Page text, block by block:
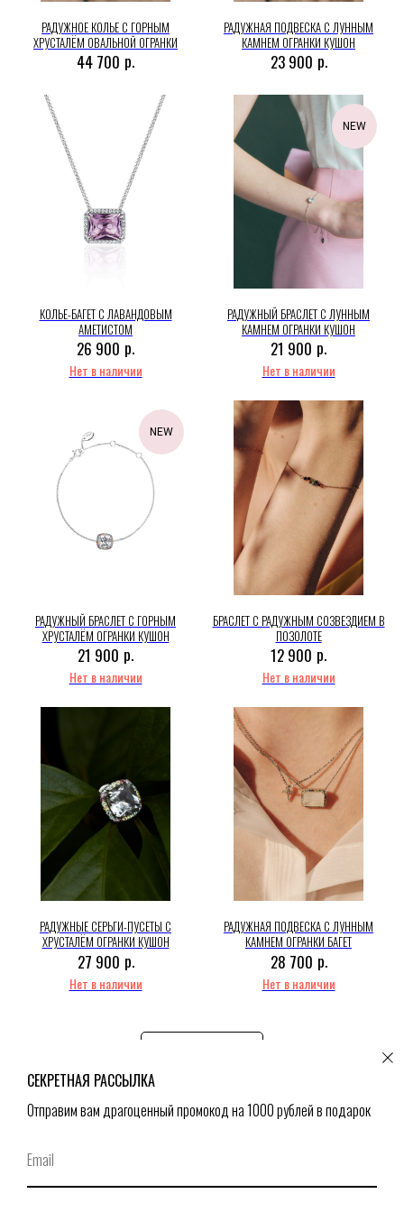
СЕКРЕТНАЯ РАССЫЛКА
Отправим вам драгоценный промокод на 1000 рублей в подарок
РАДУЖНОЕ КОЛЬЕ С ГОРНЫМ
ХРУСТАЛЁМ ОВАЛЬНОЙ ОГРАНКИ
44 700 р.
РАДУЖНАЯ ПОДВЕСКА С ЛУННЫМ
КАМНЕМ ОГРАНКИ КУШОН
23 900 р.
КОЛЬЕ-БАГЕТ С ЛАВАНДОВЫМ
АМЕТИСТОМ
26 900 р.
Нет в наличии
NEW
РАДУЖНЫЙ БРАСЛЕТ С ЛУННЫМ
КАМНЕМ ОГРАНКИ КУШОН
21 900 р.
Нет в наличии
NEW
РАДУЖНЫЙ БРАСЛЕТ С ГОРНЫМ
ХРУСТАЛЁМ ОГРАНКИ КУШОН
21 900 р.
Нет в наличии
БРАСЛЕТ С РАДУЖНЫМ СОЗВЕЗДИЕМ В
ПОЗОЛОТЕ
12 900 р.
Нет в наличии
РАДУЖНЫЕ СЕРЬГИ-ПУСЕТЫ С
ХРУСТАЛЁМ ОГРАНКИ КУШОН
27 900 р.
Нет в наличии
РАДУЖНАЯ ПОДВЕСКА С ЛУННЫМ
КАМНЕМ ОГРАНКИ БАГЕТ
28 700 р.
Нет в наличии